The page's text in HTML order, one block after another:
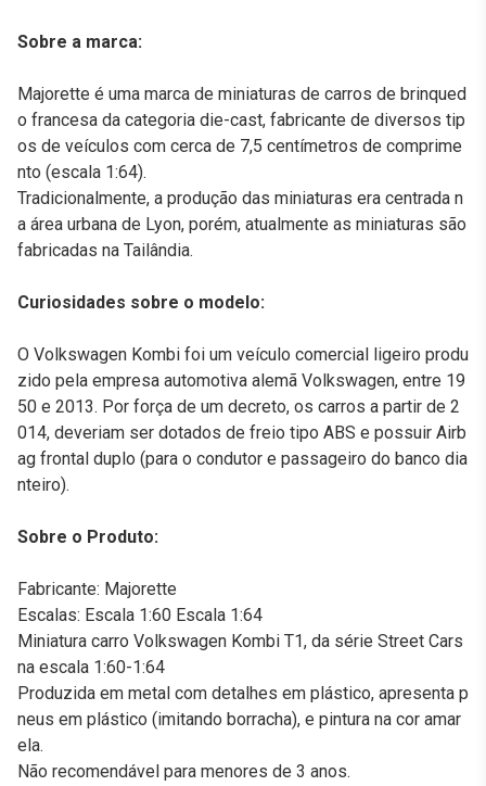
Sobre a marca:
Majorette é uma marca de miniaturas de carros de brinqued
o francesa da categoria die-cast, fabricante de diversos tip
os de veículos com cerca de 7,5 centímetros de comprime
nto (escala 1:64).
Tradicionalmente, a produção das miniaturas era centrada n
a área urbana de Lyon, porém, atualmente as miniaturas são
fabricadas na Tailândia.
Curiosidades sobre o modelo:
O Volkswagen Kombi foi um veículo comercial ligeiro produ
zido pela empresa automotiva alemã Volkswagen, entre 19
50 e 2013. Por força de um decreto, os carros a partir de 2
014, deveriam ser dotados de freio tipo ABS e possuir Airb
ag frontal duplo (para o condutor e passageiro do banco dia
nteiro).
Sobre o Produto:
Fabricante: Majorette
Escalas: Escala 1:60 Escala 1:64
Miniatura carro Volkswagen Kombi T1, da série Street Cars
na escala 1:60-1:64
Produzida em metal com detalhes em plástico, apresenta p
neus em plástico (imitando borracha), e pintura na cor amar
ela.
Não recomendável para menores de 3 anos.